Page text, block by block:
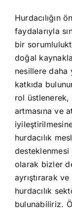
Hurdacılığın
faydalarıyla
bir
doğal
nesillere daha
katkıda
rol
artmasına ve
hurdacılık
olarak bizler
ayrıştırarak
hurdacılık
bulunabiliriz.